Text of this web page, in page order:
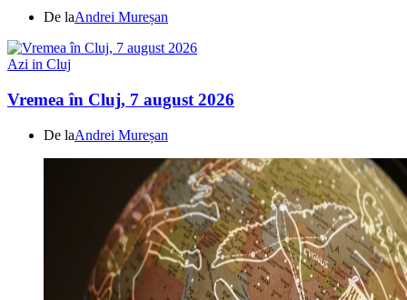
De laAndrei Mureșan
Azi in Cluj
Vremea în Cluj, 7 august 2026
De laAndrei Mureșan